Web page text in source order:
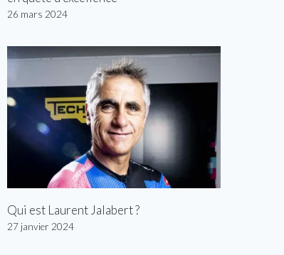
26 mars 2024
Qui est Laurent Jalabert ?
27 janvier 2024